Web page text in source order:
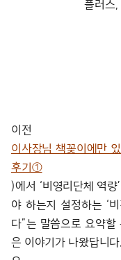
플러스
이전
이사장님 책꽂이에만
후기①
)에서 ‘비영리단체 역
야 하는지 설정하는 ‘
다”는 말씀으로 요약
은 이야기가 나왔답니